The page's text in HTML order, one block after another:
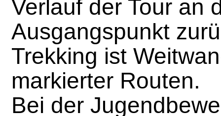
Verlauf der Tour an
Ausgangspunkt
Trekking ist
markierter Routen.
Bei der